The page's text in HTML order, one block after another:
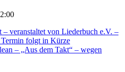
veranstaltet von Liederbuch e.V. –
folgt in Kürze
– „Aus dem Takt“ – wegen